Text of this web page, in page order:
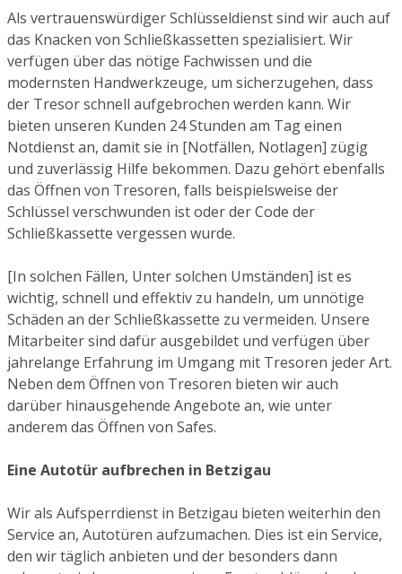
Als vertrauenswürdiger Schlüsseldienst sind wir auch auf
das Knacken von Schließkassetten spezialisiert. Wir
verfügen über das nötige Fachwissen und die
modernsten Handwerkzeuge, um sicherzugehen, dass
der Tresor schnell aufgebrochen werden kann. Wir
bieten unseren Kunden 24 Stunden am Tag einen
Notdienst an, damit sie in [Notfällen, Notlagen] zügig
und zuverlässig Hilfe bekommen. Dazu gehört ebenfalls
das Öffnen von Tresoren, falls beispielsweise der
Schlüssel verschwunden ist oder der Code der
Schließkassette vergessen wurde.
[In solchen Fällen, Unter solchen Umständen] ist es
wichtig, schnell und effektiv zu handeln, um unnötige
Schäden an der Schließkassette zu vermeiden. Unsere
Mitarbeiter sind dafür ausgebildet und verfügen über
jahrelange Erfahrung im Umgang mit Tresoren jeder Art.
Neben dem Öffnen von Tresoren bieten wir auch
darüber hinausgehende Angebote an, wie unter
anderem das Öffnen von Safes.
Eine Autotür aufbrechen in Betzigau
Wir als Aufsperrdienst in Betzigau bieten weiterhin den
Service an, Autotüren aufzumachen. Dies ist ein Service,
den wir täglich anbieten und der besonders dann